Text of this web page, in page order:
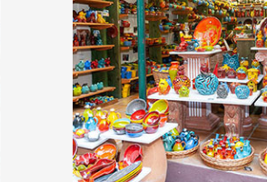
Παλιά Πόλη, Χανιά
Μπετόλο 23